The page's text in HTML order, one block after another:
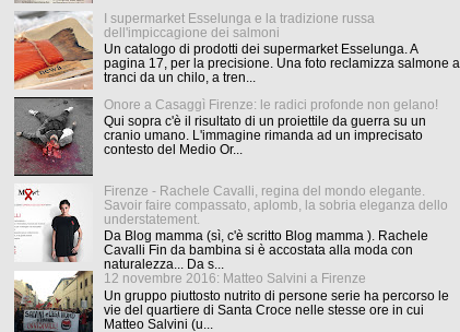
I supermarket Esselunga e la tradizione russa
dell'impiccagione dei salmoni
Un catalogo di prodotti dei supermarket Esselunga. A
pagina 17, per la precisione. Una foto reclamizza salmone a
tranci da un chilo, a tren...
Onore a Casaggì Firenze: le radici profonde non gelano!
Qui sopra c'è il risultato di un proiettile da guerra su un
cranio umano. L'immagine rimanda ad un imprecisato
contesto del Medio Or...
Firenze - Rachele Cavalli, regina del mondo elegante.
Savoir faire compassato, aplomb, la sobria eleganza dello
understatement.
Da Blog mamma (sì, c'è scritto Blog mamma ). Rachele
Cavalli Fin da bambina si è accostata alla moda con
naturalezza... Da s...
12 novembre 2016: Matteo Salvini a Firenze
Un gruppo piuttosto nutrito di persone serie ha percorso le
vie del quartiere di Santa Croce nelle stesse ore in cui
Matteo Salvini (u...